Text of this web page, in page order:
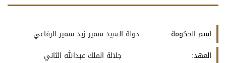
اسم الحكومة:
دولة السيد سمير زيد سمير الرفاعي
العهد:
جلالة الملك عبدالله الثاني